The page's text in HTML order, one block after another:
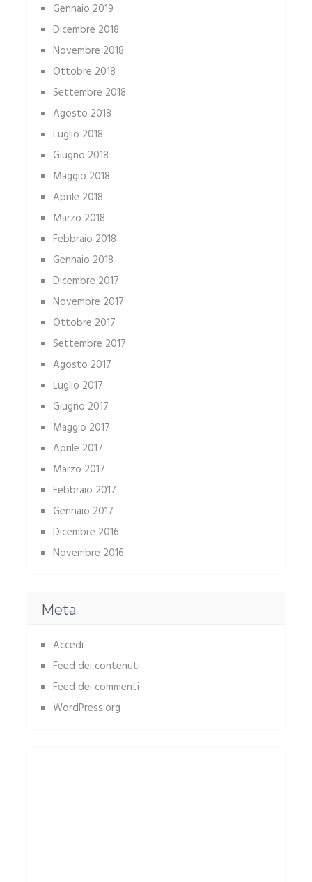
Gennaio 2019
Dicembre 2018
Novembre 2018
Ottobre 2018
Settembre 2018
Agosto 2018
Luglio 2018
Giugno 2018
Maggio 2018
Aprile 2018
Marzo 2018
Febbraio 2018
Gennaio 2018
Dicembre 2017
Novembre 2017
Ottobre 2017
Settembre 2017
Agosto 2017
Luglio 2017
Giugno 2017
Maggio 2017
Aprile 2017
Marzo 2017
Febbraio 2017
Gennaio 2017
Dicembre 2016
Novembre 2016
Meta
Accedi
Feed dei contenuti
Feed dei commenti
WordPress.org